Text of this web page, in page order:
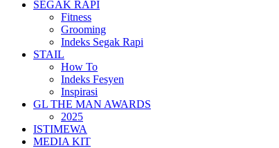
SEGAK RAPI
Fitness
Grooming
Indeks Segak Rapi
STAIL
How To
Indeks Fesyen
Inspirasi
GL THE MAN AWARDS
2025
ISTIMEWA
MEDIA KIT